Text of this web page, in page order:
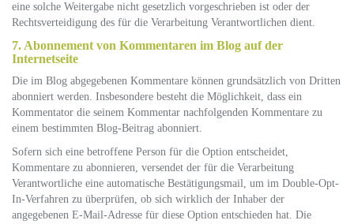
eine solche Weitergabe nicht gesetzlich vorgeschrieben ist oder der
Rechtsverteidigung des für die Verarbeitung Verantwortlichen dient.
7. Abonnement von Kommentaren im Blog auf der
Internetseite
Die im Blog abgegebenen Kommentare können grundsätzlich von Dritten
abonniert werden. Insbesondere besteht die Möglichkeit, dass ein
Kommentator die seinem Kommentar nachfolgenden Kommentare zu
einem bestimmten Blog-Beitrag abonniert.
Sofern sich eine betroffene Person für die Option entscheidet,
Kommentare zu abonnieren, versendet der für die Verarbeitung
Verantwortliche eine automatische Bestätigungsmail, um im Double-Opt-
In-Verfahren zu überprüfen, ob sich wirklich der Inhaber der
angegebenen E-Mail-Adresse für diese Option entschieden hat. Die